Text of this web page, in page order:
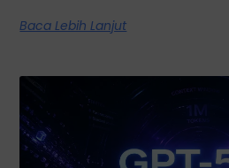
Baca Lebih Lanjut